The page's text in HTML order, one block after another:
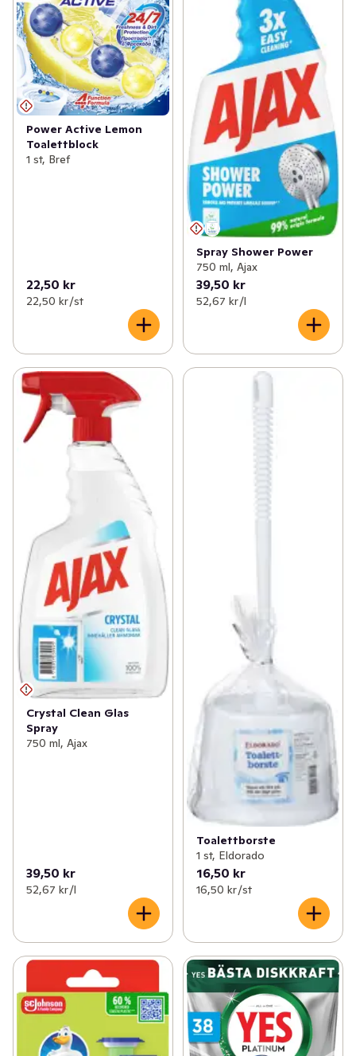
Power Active Lemon
Toalettblock
1 st, Bref
22,50 kr
22,50 kr /st
Spray Shower Power
750 ml, Ajax
39,50 kr
52,67 kr /l
Crystal Clean Glas
Spray
750 ml, Ajax
39,50 kr
52,67 kr /l
Toalettborste
1 st, Eldorado
16,50 kr
16,50 kr /st